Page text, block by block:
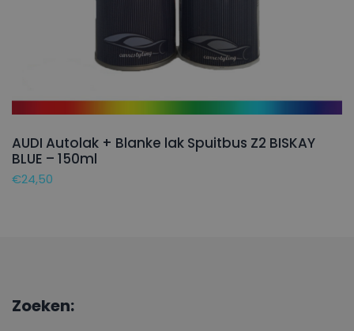
AUDI Autolak + Blanke lak Spuitbus Z2 BISKAY
BLUE – 150ml
€24,50
Zoeken: